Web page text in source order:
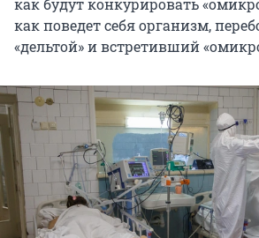
как поведет себя организм,
«дельтой» и встретивший